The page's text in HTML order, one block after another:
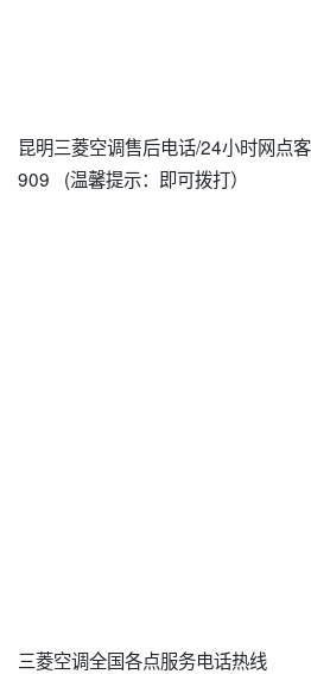
昆明三菱空调售后电话/24小时网点
909 (温馨提示：即可拨打）
三菱空调全国各点服务电话热线